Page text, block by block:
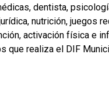
dentista,
nutrición, juegos
activación física e
que realiza el DIF